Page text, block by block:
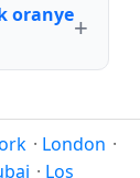
oranye
· London ·
· Los